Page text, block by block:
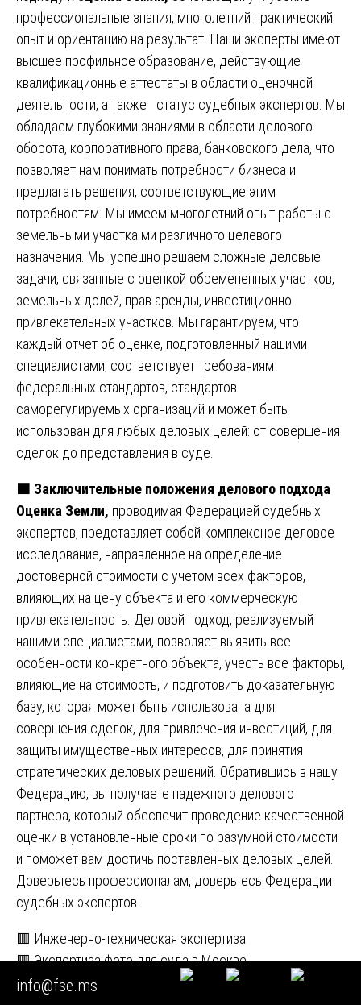
профессиональные знания, многолетний практический
опыт и ориентацию на результат. Наши эксперты имеют
высшее профильное образование, действующие
квалификационные аттестаты в области оценочной
деятельности, а также статус судебных экспертов. Мы
обладаем глубокими знаниями в области делового
оборота, корпоративного права, банковского дела, что
позволяет нам понимать потребности бизнеса и
предлагать решения, соответствующие этим
потребностям. Мы имеем многолетний опыт работы с
земельными участка ми различного целевого
назначения. Мы успешно решаем сложные деловые
задачи, связанные с оценкой обремененных участков,
земельных долей, прав аренды, инвестиционно
привлекательных участков. Мы гарантируем, что
каждый отчет об оценке, подготовленный нашими
специалистами, соответствует требованиям
федеральных стандартов, стандартов
саморегулируемых организаций и может быть
использован для любых деловых целей: от совершения
сделок до представления в суде.
🟧 Заключительные положения делового подхода
Оценка Земли, проводимая Федерацией судебных
экспертов, представляет собой комплексное деловое
исследование, направленное на определение
достоверной стоимости с учетом всех факторов,
влияющих на цену объекта и его коммерческую
привлекательность. Деловой подход, реализуемый
нашими специалистами, позволяет выявить все
особенности конкретного объекта, учесть все факторы,
влияющие на стоимость, и подготовить доказательную
базу, которая может быть использована для
совершения сделок, для привлечения инвестиций, для
защиты имущественных интересов, для принятия
стратегических деловых решений. Обратившись в нашу
Федерацию, вы получаете надежного делового
партнера, который обеспечит проведение качественной
оценки в установленные сроки по разумной стоимости
и поможет вам достичь поставленных деловых целей.
Доверьтесь профессионалам, доверьтесь Федерации
судебных экспертов.
Навигация
по
🟥 Инженерно-техническая экспертиза
🟥 Экспертиза фото для суда в Москве
Похожие статьи
info@fse.ms